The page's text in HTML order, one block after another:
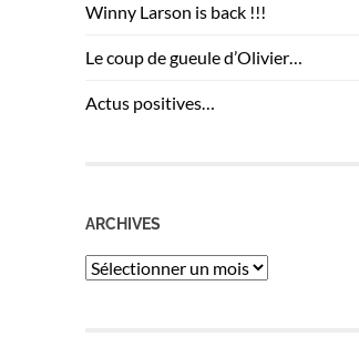
Winny Larson is back !!!
Le coup de gueule d’Olivier…
Actus positives…
ARCHIVES
Archives